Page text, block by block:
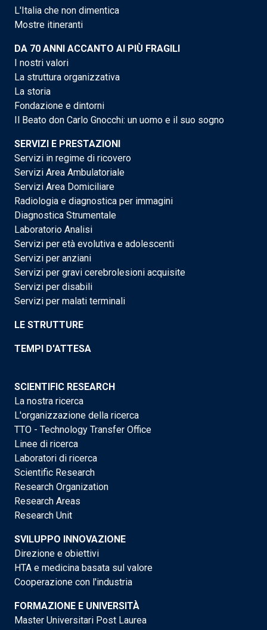
L'Italia che non dimentica
Mostre itineranti
DA 70 ANNI ACCANTO AI PIÙ FRAGILI
I nostri valori
La struttura organizzativa
La storia
Fondazione e dintorni
Il Beato don Carlo Gnocchi: un uomo e il suo sogno
SERVIZI E PRESTAZIONI
Servizi in regime di ricovero
Servizi Area Ambulatoriale
Servizi Area Domiciliare
Radiologia e diagnostica per immagini
Diagnostica Strumentale
Laboratorio Analisi
Servizi per età evolutiva e adolescenti
Servizi per anziani
Servizi per gravi cerebrolesioni acquisite
Servizi per disabili
Servizi per malati terminali
LE STRUTTURE
TEMPI D'ATTESA
SCIENTIFIC RESEARCH
La nostra ricerca
L'organizzazione della ricerca
TTO - Technology Transfer Office
Linee di ricerca
Laboratori di ricerca
Scientific Research
Research Organization
Research Areas
Research Unit
SVILUPPO INNOVAZIONE
Direzione e obiettivi
HTA e medicina basata sul valore
Cooperazione con l'industria
FORMAZIONE E UNIVERSITÀ
Master Universitari Post Laurea